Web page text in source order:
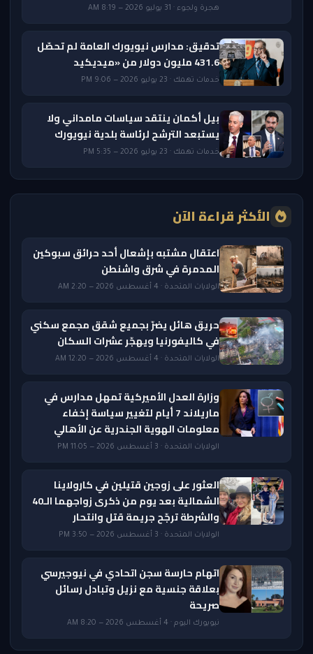
هجرة ولجوء · 31 يوليو 2026 — 8:19 AM
تدقيق: مدارس نيويورك العامة لم تحصّل
431.6 مليون دولار من «ميديكيد
خدمات تهمك · 23 يوليو 2026 — 9:06 PM
بيل أكمان ينتقد سياسات مامداني ولا
يستبعد الترشح لرئاسة بلدية نيويورك
خدمات تهمك · 23 يوليو 2026 — 5:35 PM
الأكثر قراءة الآن
اعتقال مشتبه بإشعال أحد حرائق سبوكين
المدمرة في شرق واشنطن
الولايات المتحدة · 4 أغسطس 2026 — 2:20 AM
حريق هائل يضرّ بجميع شقق مجمع سكني
في كاليفورنيا ويهجّر عشرات السكان
الولايات المتحدة · 4 أغسطس 2026 — 12:20 AM
وزارة العدل الأميركية تمهل مدارس في
ماريلاند 7 أيام لتغيير سياسة إخفاء
معلومات الهوية الجندرية عن الأهالي
الولايات المتحدة · 3 أغسطس 2026 — 11:05 PM
العثور على زوجين قتيلين في كارولاينا
الشمالية بعد يوم من ذكرى زواجهما الـ40
والشرطة ترجّح جريمة قتل وانتحار
الولايات المتحدة · 3 أغسطس 2026 — 3:50 PM
اتهام حارسة سجن اتحادي في نيوجيرسي
بعلاقة جنسية مع نزيل وتبادل رسائل
صريحة
نيويورك اليوم · 4 أغسطس 2026 — 8:20 AM